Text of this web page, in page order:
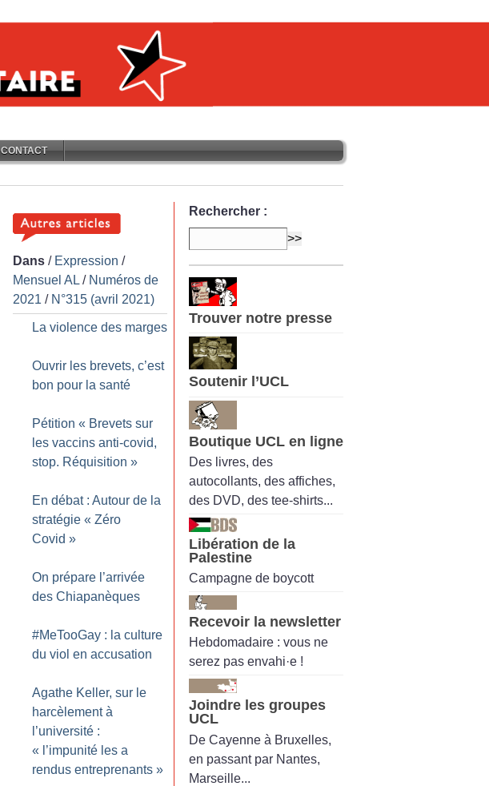
CONTACT
Dans / Expression /
Mensuel AL / Numéros de
2021 / N°315 (avril 2021)
La violence des marges
Ouvrir les brevets, c’est
bon pour la santé
Pétition « Brevets sur
les vaccins anti-covid,
stop. Réquisition »
En débat : Autour de la
stratégie « Zéro
Covid »
On prépare l’arrivée
des Chiapanèques
#MeTooGay : la culture
du viol en accusation
Agathe Keller, sur le
harcèlement à
l’université :
« l’impunité les a
rendus entreprenants »
Rechercher :
Trouver notre presse
Soutenir l’UCL
Boutique UCL en ligne
Des livres, des
autocollants, des affiches,
des DVD, des tee-shirts...
Libération de la
Palestine
Campagne de boycott
Recevoir la newsletter
Hebdomadaire : vous ne
serez pas envahi·e !
Joindre les groupes
UCL
De Cayenne à Bruxelles,
en passant par Nantes,
Marseille...